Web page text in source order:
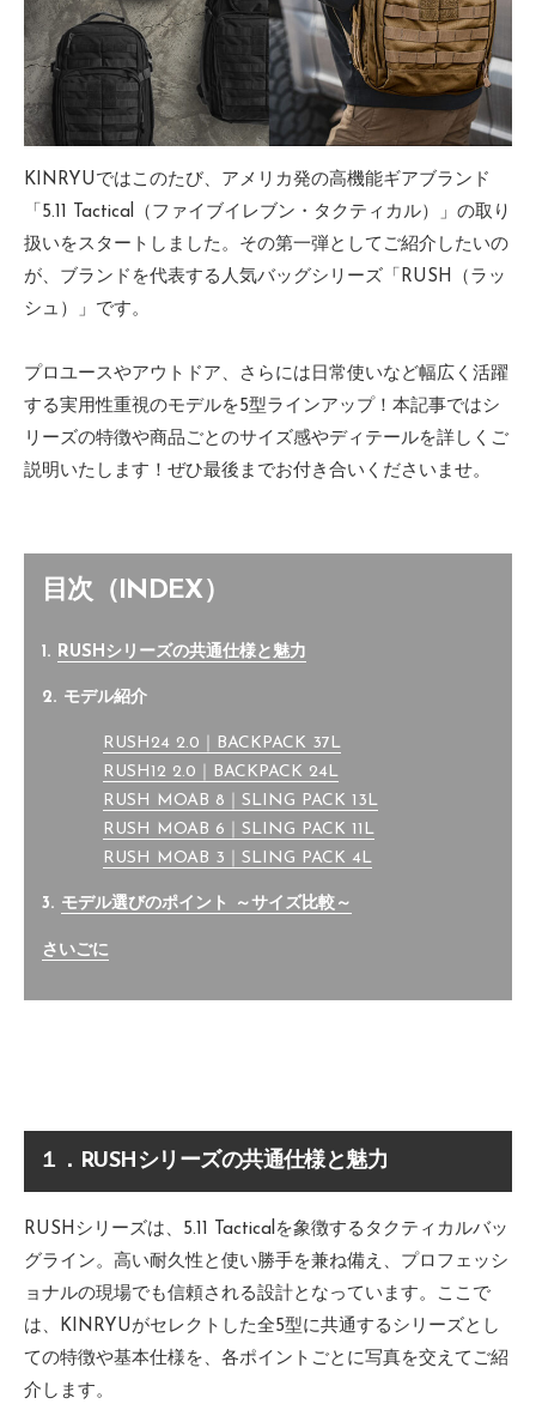
KINRYUではこのたび、アメリカ発の高機能ギアブランド
「5.11 Tactical（ファイブイレブン・タクティカル）」の取り
扱いをスタートしました。その第一弾としてご紹介したいの
が、ブランドを代表する人気バッグシリーズ「RUSH（ラッ
シュ）」です。
プロユースやアウトドア、さらには日常使いなど幅広く活躍
する実用性重視のモデルを5型ラインアップ！本記事ではシ
リーズの特徴や商品ごとのサイズ感やディテールを詳しくご
説明いたします！ぜひ最後までお付き合いくださいませ。
目次（INDEX）
1. RUSHシリーズの共通仕様と魅力
2. モデル紹介
RUSH24 2.0｜BACKPACK 37L
RUSH12 2.0｜BACKPACK 24L
RUSH MOAB 8｜SLING PACK 13L
RUSH MOAB 6｜SLING PACK 11L
RUSH MOAB 3｜SLING PACK 4L
3. モデル選びのポイント ～サイズ比較～
さいごに
１．RUSHシリーズの共通仕様と魅力
RUSHシリーズは、5.11 Tacticalを象徴するタクティカルバッ
グライン。高い耐久性と使い勝手を兼ね備え、プロフェッシ
ョナルの現場でも信頼される設計となっています。ここで
は、KINRYUがセレクトした全5型に共通するシリーズとし
ての特徴や基本仕様を、各ポイントごとに写真を交えてご紹
介します。